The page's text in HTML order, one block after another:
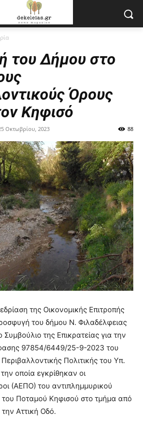
του Δήμου στο
Όρους
Κηφισό
Οκτωβρίου, 2023 88
της Οικονομικής Επιτροπής
του δήμου Ν. Φιλαδέλφειας
της Επικρατείας για την
97854/6449/25-9-2023 του
Πολιτικής του Υπ.
οποία εγκρίθηκαν οι
(ΑΕΠΟ) του αντιπλημμυρικού
του Ποταμού Κηφισού στο τμήμα από
Αττική Οδό.